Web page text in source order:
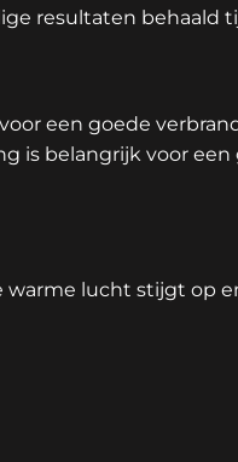
resultaten behaald
een goede
is belangrijk voor
lucht stijgt op